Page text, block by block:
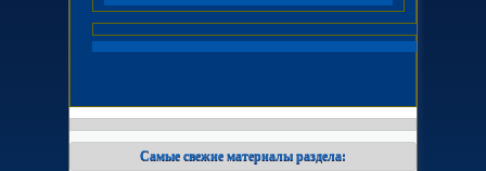
Самые свежие материалы раздела: